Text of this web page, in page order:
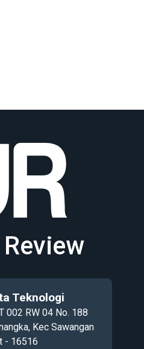
Teknologi
002 RW 04 No. 188
Kec Sawangan
- 16516